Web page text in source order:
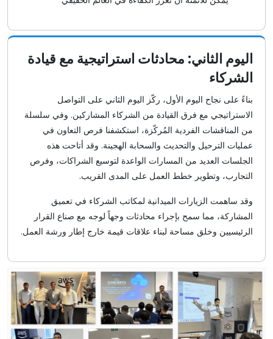
اليوم الثاني: محادثات استراتيجية مع قيادة
الشركاء
بناءً على نجاح اليوم الأول، ركّز اليوم الثاني على التواصل
الاستراتيجي مع فرق القيادة من الشركاء المشاركين. وفي سلسلة
من المناقشات الفردية المُركّزة، استكشفنا فرص التعاون في
عمليات الترحيل والتحديث والسحابة الهجينة. وقد أتاحت هذه
الجلسات العديد من المسارات الواعدة لتوسيع الشراكات، وفرص
التجارب، وتطوير خطط العمل على المدى القريب.
وقد ساهمت الزيارات الميدانية لمكاتب الشركاء في تعميق
المشاركة، مما سمح بإجراء محادثات وجهاً لوجه مع صناع القرار
الرئيسيين وخلق مساحة لبناء علاقات قيمة خارج إطار ورشة العمل.